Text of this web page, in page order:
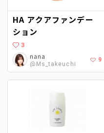
HA アクアファンデー
ション
3
nana
@Ms_takeuchi
9